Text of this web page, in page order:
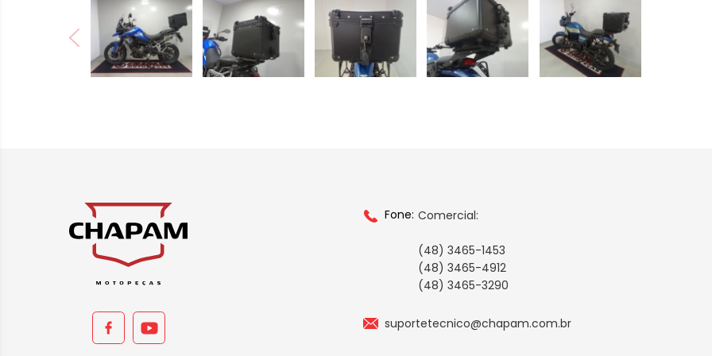
Fone: Comercial:
(48) 3465-1453
(48) 3465-4912
(48) 3465-3290
suportetecnico@chapam.com.br